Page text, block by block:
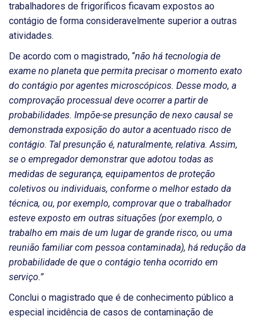
trabalhadores de frigoríficos ficavam expostos ao
contágio de forma consideravelmente superior a outras
atividades.
De acordo com o magistrado, “não há tecnologia de
exame no planeta que permita precisar o momento exato
do contágio por agentes microscópicos. Desse modo, a
comprovação processual deve ocorrer a partir de
probabilidades. Impõe-se presunção de nexo causal se
demonstrada exposição do autor a acentuado risco de
contágio. Tal presunção é, naturalmente, relativa. Assim,
se o empregador demonstrar que adotou todas as
medidas de segurança, equipamentos de proteção
coletivos ou individuais, conforme o melhor estado da
técnica, ou, por exemplo, comprovar que o trabalhador
esteve exposto em outras situações (por exemplo, o
trabalho em mais de um lugar de grande risco, ou uma
reunião familiar com pessoa contaminada), há redução da
probabilidade de que o contágio tenha ocorrido em
serviço.”
Conclui o magistrado que é de conhecimento público a
especial incidência de casos de contaminação de